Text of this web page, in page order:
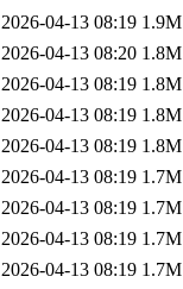
2026-04-13 08:19 1.9M
2026-04-13 08:20 1.8M
2026-04-13 08:19 1.8M
2026-04-13 08:19 1.8M
2026-04-13 08:19 1.8M
2026-04-13 08:19 1.7M
2026-04-13 08:19 1.7M
2026-04-13 08:19 1.7M
2026-04-13 08:19 1.7M